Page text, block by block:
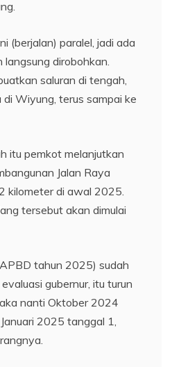
(berjalan) paralel, jadi ada
dirobohkan.
saluran di tengah,
Wiyung, terus sampai ke
itu pemkot melanjutkan
Jalan Raya
kilometer di awal 2025.
tersebut akan dimulai
tahun 2025) sudah
gubernur, itu turun
nanti Oktober 2024
2025 tanggal 1,